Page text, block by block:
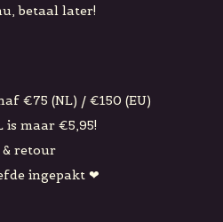
betaal later!
€75 (NL) / €150 (EU)
is maar €5,95!
retour
ingepakt ❤